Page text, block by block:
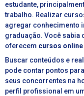
estudante,
trabalho. Realizar
agregar conhecimento
graduação. Você sabia
oferecem cursos
Buscar conteúdos e
pode contar pontos
seus concorrentes na
perfil profissional em